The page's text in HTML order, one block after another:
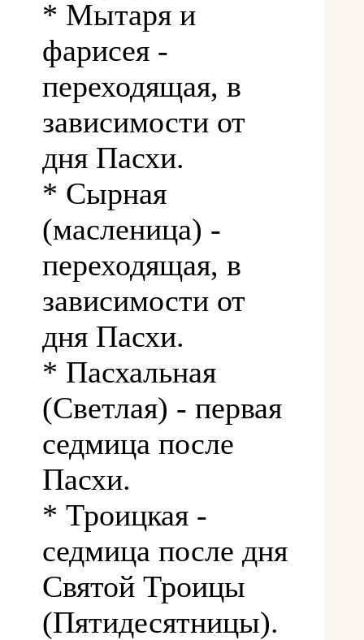
* Мытаря и
фарисея -
переходящая, в
зависимости от
дня Пасхи.
* Сырная
(масленица) -
переходящая, в
зависимости от
дня Пасхи.
* Пасхальная
(Светлая) - первая
седмица после
Пасхи.
* Троицкая -
седмица после дня
Святой Троицы
(Пятидесятницы).